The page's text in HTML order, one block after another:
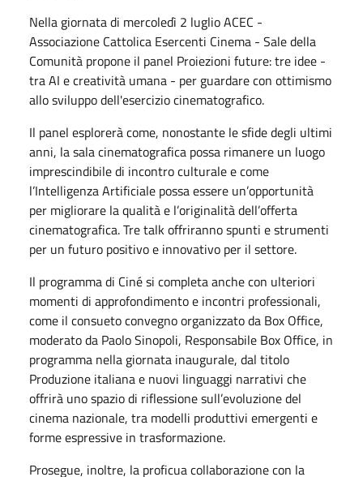
Nella giornata di mercoledì 2 luglio ACEC -
Associazione Cattolica Esercenti Cinema - Sale della
Comunità propone il panel Proiezioni future: tre idee -
tra AI e creatività umana - per guardare con ottimismo
allo sviluppo dell'esercizio cinematografico.
Il panel esplorerà come, nonostante le sfide degli ultimi
anni, la sala cinematografica possa rimanere un luogo
imprescindibile di incontro culturale e come
l’Intelligenza Artificiale possa essere un’opportunità
per migliorare la qualità e l’originalità dell’offerta
cinematografica. Tre talk offriranno spunti e strumenti
per un futuro positivo e innovativo per il settore.
Il programma di Ciné si completa anche con ulteriori
momenti di approfondimento e incontri professionali,
come il consueto convegno organizzato da Box Office,
moderato da Paolo Sinopoli, Responsabile Box Office, in
programma nella giornata inaugurale, dal titolo
Produzione italiana e nuovi linguaggi narrativi che
offrirà uno spazio di riflessione sull’evoluzione del
cinema nazionale, tra modelli produttivi emergenti e
forme espressive in trasformazione.
Prosegue, inoltre, la proficua collaborazione con la